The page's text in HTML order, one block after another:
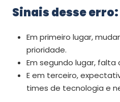
Sinais desse erro:
Em primeiro lugar,
prioridade.
Em segundo lugar,
E em terceiro,
times de tecnologia e